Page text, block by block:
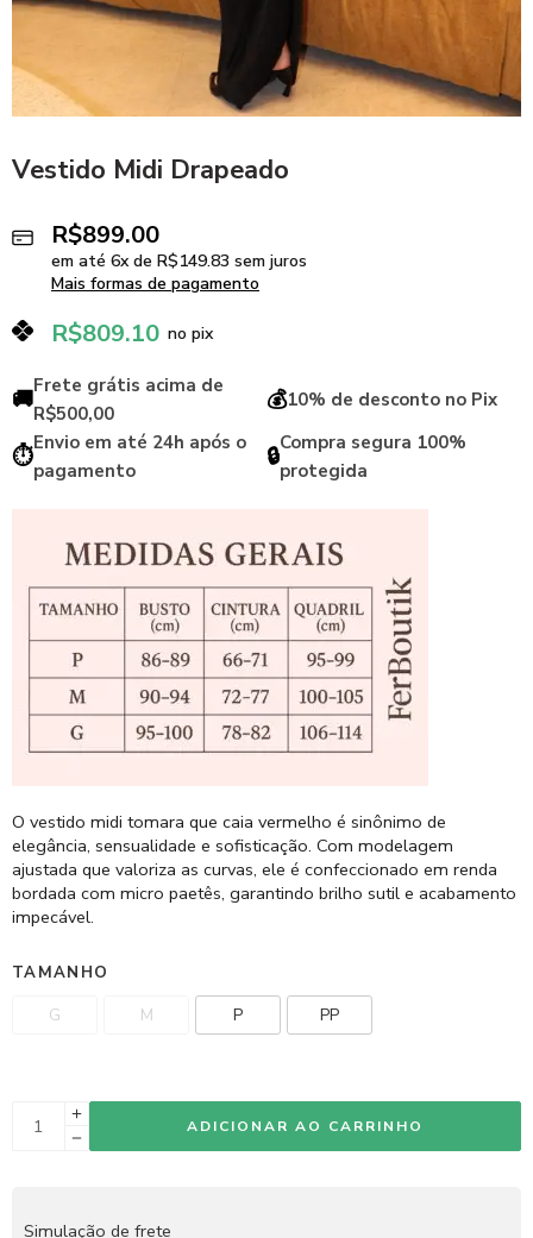
Vestido Midi Drapeado
R$899.00
em até 6x de R$149.83 sem juros
Mais formas de pagamento
R$809.10 no pix
🚚Frete grátis acima de
R$500,00
💰10% de desconto no Pix
⏱️Envio em até 24h após o
pagamento
🔒Compra segura 100%
protegida
O vestido midi tomara que caia vermelho é sinônimo de
elegância, sensualidade e sofisticação. Com modelagem
ajustada que valoriza as curvas, ele é confeccionado em renda
bordada com micro paetês, garantindo brilho sutil e acabamento
impecável.
TAMANHO
G M P PP
ADICIONAR AO CARRINHO
Simulação de frete